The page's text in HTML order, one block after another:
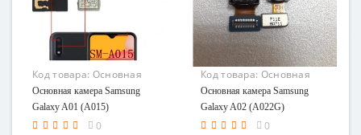
Код товара: Основная
камера Samsung Galaxy
A01 (A015)
Основная камера Samsung
Galaxy A01 (A015)
0
Код товара: Основная
камера Samsung Galaxy
A02 (A022G)
Основная камера Samsung
Galaxy A02 (A022G)
0